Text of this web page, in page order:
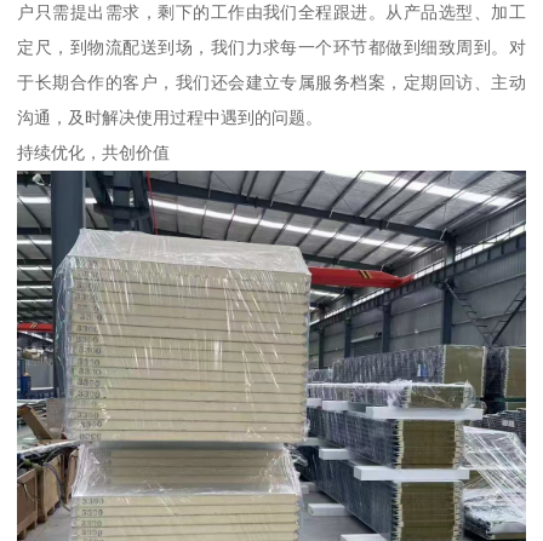
户只需提出需求，剩下的工作由我们全程跟进。从产品选型、加工
定尺，到物流配送到场，我们力求每一个环节都做到细致周到。对
于长期合作的客户，我们还会建立专属服务档案，定期回访、主动
沟通，及时解决使用过程中遇到的问题。
持续优化，共创价值